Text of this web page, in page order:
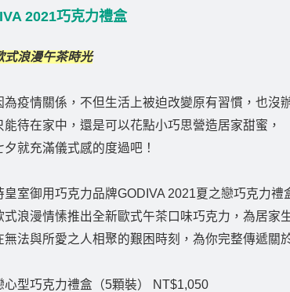
2021巧克力禮盒
式浪漫午茶時光
為疫情關係，不但生活上被迫改變原有習慣，也沒
能待在家中，還是可以花點小巧思營造居家甜蜜，
夕就充滿儀式感的度過吧！
皇室御用巧克力品牌GODIVA 2021夏之戀巧克力禮
式浪漫情愫推出全新歐式午茶口味巧克力，為居家
無法與所愛之人相聚的艱困時刻，為你完整傳遞關
心型巧克力禮盒（5顆裝） NT$1,050